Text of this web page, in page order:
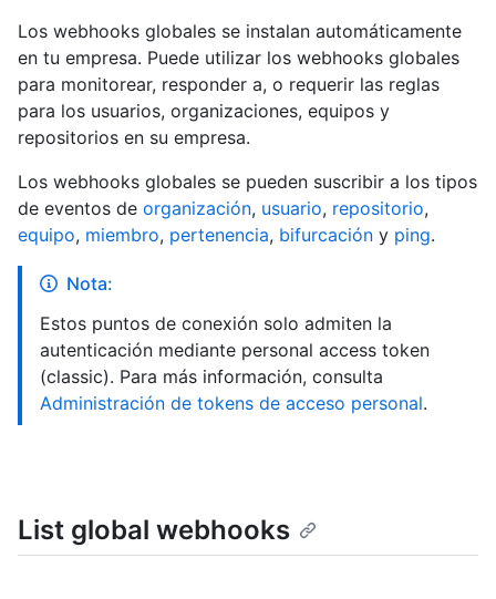
Los webhooks globales se instalan automáticamente
en tu empresa. Puede utilizar los webhooks globales
para monitorear, responder a, o requerir las reglas
para los usuarios, organizaciones, equipos y
repositorios en su empresa.
Los webhooks globales se pueden suscribir a los tipos
de eventos de organización, usuario, repositorio,
equipo, miembro, pertenencia, bifurcación y ping.
Nota:
Estos puntos de conexión solo admiten la
autenticación mediante personal access token
(classic). Para más información, consulta
Administración de tokens de acceso personal.
List global webhooks